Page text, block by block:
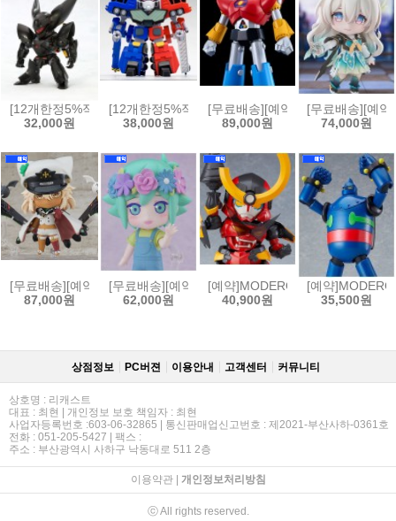
[12개한정5%적립][예약]논스케일 D-STYLE 패트레이버 - 그리폰
32,000원
[12개한정5%적립][예약][프라모델]D-STYLE 용자
38,000원
[무료배송][예약]MODEROID 모
89,000원
[무료배송][예
74,000원
[무료배송][예약]넨도로이드 길티기어 스트라이브 - 램리썰 발렌타인
87,000원
[무료배송][예약]넨도로이드 OMORI - 바질
62,000원
[예약]MODEROID 모데로이드
40,900원
[예약
35,500원
상점정보 PC버젼 이용안내 고객센터 커뮤니티
상호명 : 리캐스트
대표 : 최현 | 개인정보 보호 책임자 : 최현
사업자등록번호 :603-06-32865 | 통신판매업신고번호 : 제2021-부산사하-0361호
전화 : 051-205-5427 | 팩스 :
주소 : 부산광역시 사하구 낙동대로 511 2층
이용약관| 개인정보처리방침
ⓒ All rights reserved.